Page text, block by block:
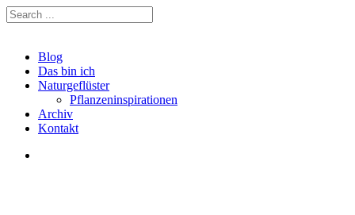
Blog
Das bin ich
Naturgeflüster
Pflanzeninspirationen
Archiv
Kontakt